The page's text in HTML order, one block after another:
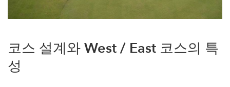
코스 설계와 West / East 코스의 특
성